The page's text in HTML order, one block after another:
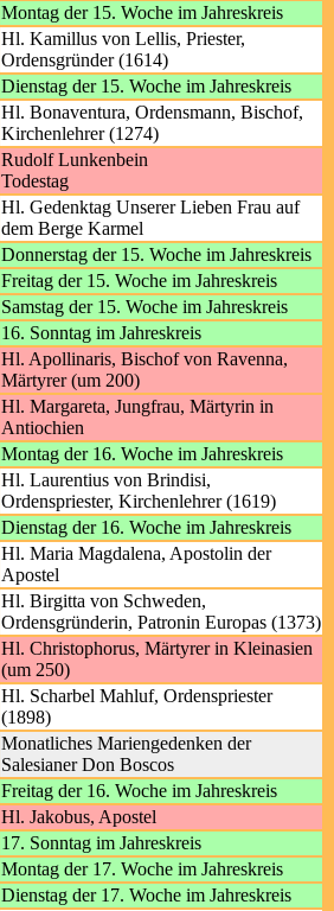
Montag der 15. Woche im Jahreskreis
Hl. Kamillus von Lellis, Priester,
Ordensgründer (1614)
Dienstag der 15. Woche im Jahreskreis
Hl. Bonaventura, Ordensmann, Bischof,
Kirchenlehrer (1274)
Rudolf Lunkenbein
Todestag
Hl. Gedenktag Unserer Lieben Frau auf
dem Berge Karmel
Donnerstag der 15. Woche im Jahreskreis
Freitag der 15. Woche im Jahreskreis
Samstag der 15. Woche im Jahreskreis
16. Sonntag im Jahreskreis
Hl. Apollinaris, Bischof von Ravenna,
Märtyrer (um 200)
Hl. Margareta, Jungfrau, Märtyrin in
Antiochien
Montag der 16. Woche im Jahreskreis
Hl. Laurentius von Brindisi,
Ordenspriester, Kirchenlehrer (1619)
Dienstag der 16. Woche im Jahreskreis
Hl. Maria Magdalena, Apostolin der
Apostel
Hl. Birgitta von Schweden,
Ordensgründerin, Patronin Europas (1373)
Hl. Christophorus, Märtyrer in Kleinasien
(um 250)
Hl. Scharbel Mahluf, Ordenspriester
(1898)
Monatliches Mariengedenken der
Salesianer Don Boscos
Freitag der 16. Woche im Jahreskreis
Hl. Jakobus, Apostel
17. Sonntag im Jahreskreis
Montag der 17. Woche im Jahreskreis
Dienstag der 17. Woche im Jahreskreis